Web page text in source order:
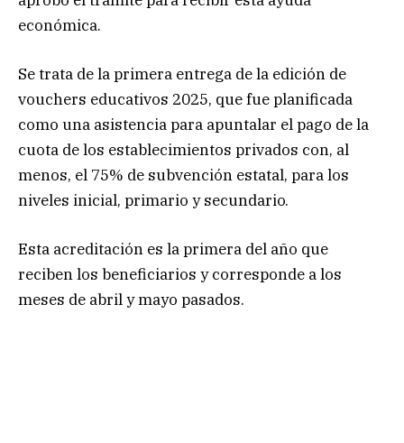
económica.
Se trata de la primera entrega de la edición de
vouchers educativos 2025, que fue planificada
como una asistencia para apuntalar el pago de la
cuota de los establecimientos privados con, al
menos, el 75% de subvención estatal, para los
niveles inicial, primario y secundario.
Esta acreditación es la primera del año que
reciben los beneficiarios y corresponde a los
meses de abril y mayo pasados.